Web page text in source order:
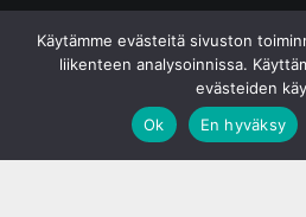
Käytämme evästeitä sivuston
liikenteen analysoinnissa.
evästeiden
Ok
En hyväksy